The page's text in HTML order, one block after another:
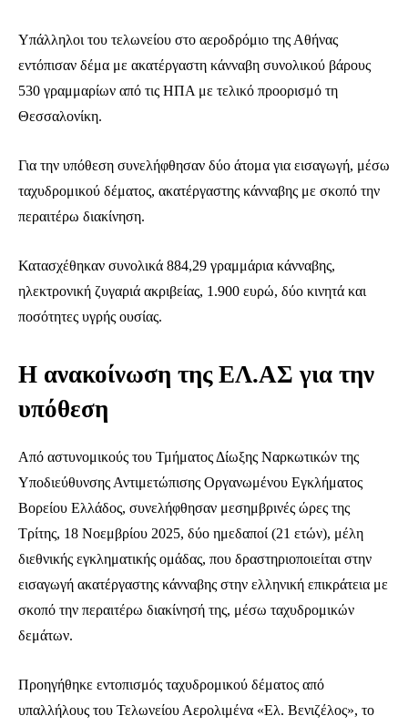
Υπάλληλοι του τελωνείου στο αεροδρόμιο της Αθήνας
εντόπισαν δέμα με ακατέργαστη κάνναβη συνολικού βάρους
530 γραμμαρίων από τις ΗΠΑ με τελικό προορισμό τη
Θεσσαλονίκη.
Για την υπόθεση συνελήφθησαν δύο άτομα για εισαγωγή, μέσω
ταχυδρομικού δέματος, ακατέργαστης κάνναβης με σκοπό την
περαιτέρω διακίνηση.
Κατασχέθηκαν συνολικά 884,29 γραμμάρια κάνναβης,
ηλεκτρονική ζυγαριά ακριβείας, 1.900 ευρώ, δύο κινητά και
ποσότητες υγρής ουσίας.
Η ανακοίνωση της ΕΛ.ΑΣ για την
υπόθεση
Από αστυνομικούς του Τμήματος Δίωξης Ναρκωτικών της
Υποδιεύθυνσης Αντιμετώπισης Οργανωμένου Εγκλήματος
Βορείου Ελλάδος, συνελήφθησαν μεσημβρινές ώρες της
Τρίτης, 18 Νοεμβρίου 2025, δύο ημεδαποί (21 ετών), μέλη
διεθνικής εγκληματικής ομάδας, που δραστηριοποιείται στην
εισαγωγή ακατέργαστης κάνναβης στην ελληνική επικράτεια με
σκοπό την περαιτέρω διακίνησή της, μέσω ταχυδρομικών
δεμάτων.
Προηγήθηκε εντοπισμός ταχυδρομικού δέματος από
υπαλλήλους του Τελωνείου Αερολιμένα «Ελ. Βενιζέλος», το